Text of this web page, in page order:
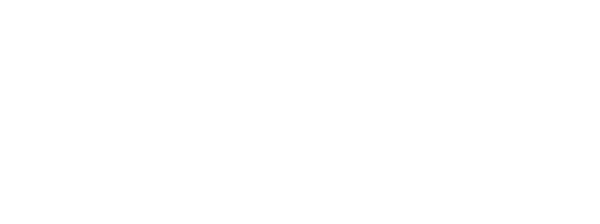
のソリューションは、建物内で一酸化炭素が充満してしま